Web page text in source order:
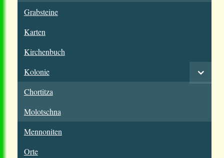
Grabsteine
Karten
Kirchenbuch
Kolonie
Chortitza
Molotschna
Mennoniten
Orte